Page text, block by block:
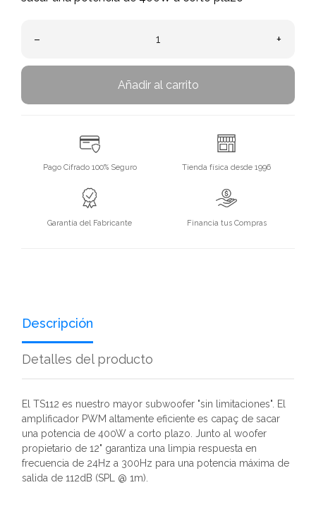
– +
Añadir al carrito
Pago Cifrado 100% Seguro Tienda física desde 1996
Garantía del Fabricante Financia tus Compras
Descripción
Detalles del producto
El TS112 es nuestro mayor subwoofer "sin limitaciones". El
amplificador PWM altamente eficiente es capaç de sacar
una potencia de 400W a corto plazo. Junto al woofer
propietario de 12" garantiza una limpia respuesta en
frecuencia de 24Hz a 300Hz para una potencia máxima de
salida de 112dB (SPL @ 1m).